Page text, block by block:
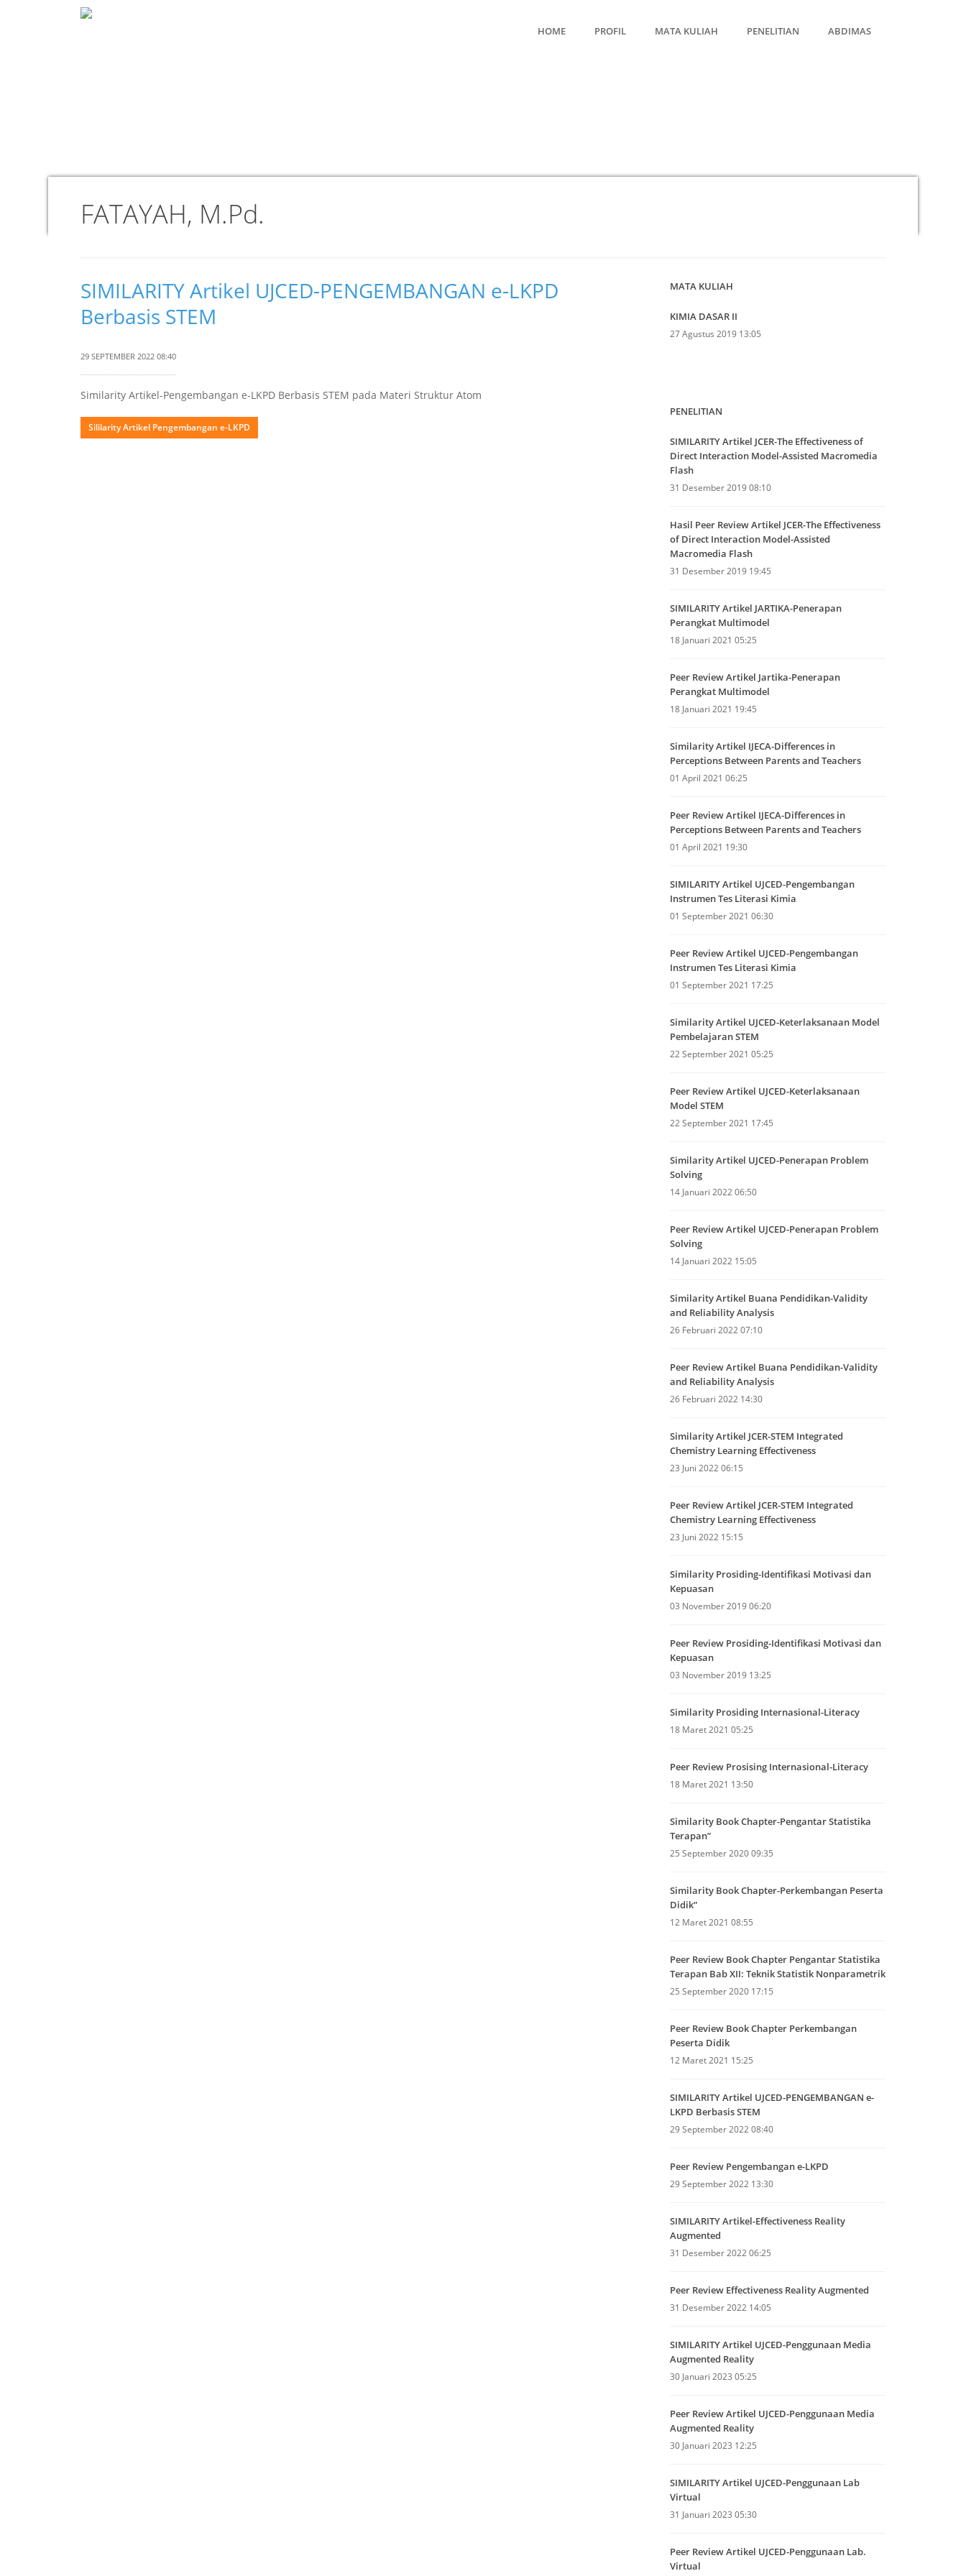
HOME PROFIL MATA KULIAH PENELITIAN ABDIMAS
FATAYAH, M.Pd.
SIMILARITY Artikel UJCED-PENGEMBANGAN e-LKPD
Berbasis STEM
29 SEPTEMBER 2022 08:40
Similarity Artikel-Pengembangan e-LKPD Berbasis STEM pada Materi Struktur Atom
Sililarity Artikel Pengembangan e-LKPD
MATA KULIAH
KIMIA DASAR II
27 Agustus 2019 13:05
PENELITIAN
SIMILARITY Artikel JCER-The Effectiveness of
Direct Interaction Model-Assisted Macromedia
Flash
31 Desember 2019 08:10
Hasil Peer Review Artikel JCER-The Effectiveness
of Direct Interaction Model-Assisted
Macromedia Flash
31 Desember 2019 19:45
SIMILARITY Artikel JARTIKA-Penerapan
Perangkat Multimodel
18 Januari 2021 05:25
Peer Review Artikel Jartika-Penerapan
Perangkat Multimodel
18 Januari 2021 19:45
Similarity Artikel IJECA-Differences in
Perceptions Between Parents and Teachers
01 April 2021 06:25
Peer Review Artikel IJECA-Differences in
Perceptions Between Parents and Teachers
01 April 2021 19:30
SIMILARITY Artikel UJCED-Pengembangan
Instrumen Tes Literasi Kimia
01 September 2021 06:30
Peer Review Artikel UJCED-Pengembangan
Instrumen Tes Literasi Kimia
01 September 2021 17:25
Similarity Artikel UJCED-Keterlaksanaan Model
Pembelajaran STEM
22 September 2021 05:25
Peer Review Artikel UJCED-Keterlaksanaan
Model STEM
22 September 2021 17:45
Similarity Artikel UJCED-Penerapan Problem
Solving
14 Januari 2022 06:50
Peer Review Artikel UJCED-Penerapan Problem
Solving
14 Januari 2022 15:05
Similarity Artikel Buana Pendidikan-Validity
and Reliability Analysis
26 Februari 2022 07:10
Peer Review Artikel Buana Pendidikan-Validity
and Reliability Analysis
26 Februari 2022 14:30
Similarity Artikel JCER-STEM Integrated
Chemistry Learning Effectiveness
23 Juni 2022 06:15
Peer Review Artikel JCER-STEM Integrated
Chemistry Learning Effectiveness
23 Juni 2022 15:15
Similarity Prosiding-Identifikasi Motivasi dan
Kepuasan
03 November 2019 06:20
Peer Review Prosiding-Identifikasi Motivasi dan
Kepuasan
03 November 2019 13:25
Similarity Prosiding Internasional-Literacy
18 Maret 2021 05:25
Peer Review Prosising Internasional-Literacy
18 Maret 2021 13:50
Similarity Book Chapter-Pengantar Statistika
Terapan”
25 September 2020 09:35
Similarity Book Chapter-Perkembangan Peserta
Didik”
12 Maret 2021 08:55
Peer Review Book Chapter Pengantar Statistika
Terapan Bab XII: Teknik Statistik Nonparametrik
25 September 2020 17:15
Peer Review Book Chapter Perkembangan
Peserta Didik
12 Maret 2021 15:25
SIMILARITY Artikel UJCED-PENGEMBANGAN e-
LKPD Berbasis STEM
29 September 2022 08:40
Peer Review Pengembangan e-LKPD
29 September 2022 13:30
SIMILARITY Artikel-Effectiveness Reality
Augmented
31 Desember 2022 06:25
Peer Review Effectiveness Reality Augmented
31 Desember 2022 14:05
SIMILARITY Artikel UJCED-Penggunaan Media
Augmented Reality
30 Januari 2023 05:25
Peer Review Artikel UJCED-Penggunaan Media
Augmented Reality
30 Januari 2023 12:25
SIMILARITY Artikel UJCED-Penggunaan Lab
Virtual
31 Januari 2023 05:30
Peer Review Artikel UJCED-Penggunaan Lab.
Virtual